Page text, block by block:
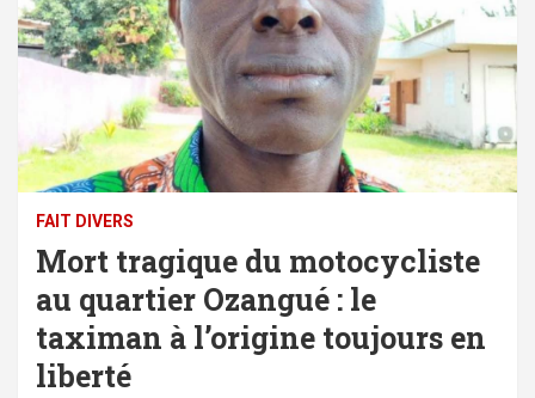
FAIT DIVERS
Mort tragique du motocycliste
au quartier Ozangué : le
taximan à l’origine toujours en
liberté